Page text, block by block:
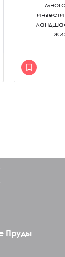
Пруды